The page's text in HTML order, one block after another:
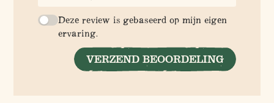
Deze review is gebaseerd op mijn eigen
ervaring.
VERZEND BEOORDELING